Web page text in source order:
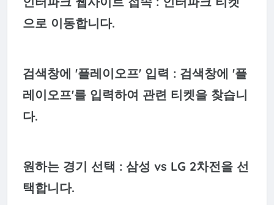
으로 이동합니다.
검색창에 '플레이오프' 입력 : 검색창에 '플
레이오프'를 입력하여 관련 티켓을 찾습니
다.
원하는 경기 선택 : 삼성 vs LG 2차전을 선
택합니다.